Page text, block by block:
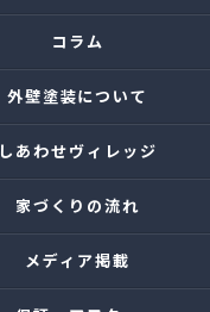
コラム
外壁塗装について
しあわせヴィレッジ
家づくりの流れ
メディア掲載